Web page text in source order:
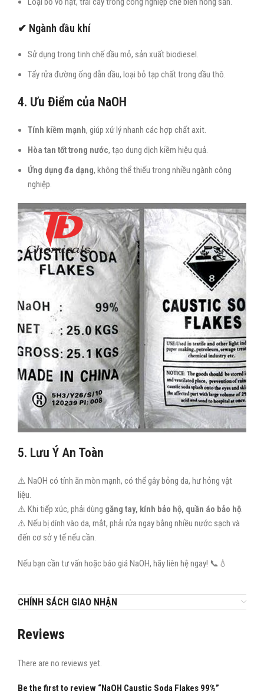
✔ Ngành dầu khí
Sử dụng trong tinh chế dầu mỏ, sản xuất biodiesel.
Tẩy rửa đường ống dẫn dầu, loại bỏ tạp chất trong dầu thô.
4. Ưu Điểm của NaOH
Tính kiềm mạnh, giúp xử lý nhanh các hợp chất axit.
Hòa tan tốt trong nước, tạo dung dịch kiềm hiệu quả.
Ứng dụng đa dạng, không thể thiếu trong nhiều ngành công
nghiệp.
5. Lưu Ý An Toàn
⚠️ NaOH có tính ăn mòn mạnh, có thể gây bỏng da, hư hỏng vật
liệu.
⚠️ Khi tiếp xúc, phải dùng găng tay, kính bảo hộ, quần áo bảo hộ.
⚠️ Nếu bị dính vào da, mắt, phải rửa ngay bằng nhiều nước sạch và
đến cơ sở y tế nếu cần.
Nếu bạn cần tư vấn hoặc báo giá NaOH, hãy liên hệ ngay! 📞💧
CHÍNH SÁCH GIAO NHẬN
Reviews
There are no reviews yet.
Be the first to review “NaOH Caustic Soda Flakes 99%”